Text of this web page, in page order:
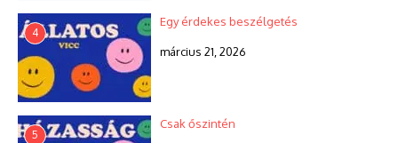
4
Egy érdekes beszélgetés
március 21, 2026
5
Csak őszintén